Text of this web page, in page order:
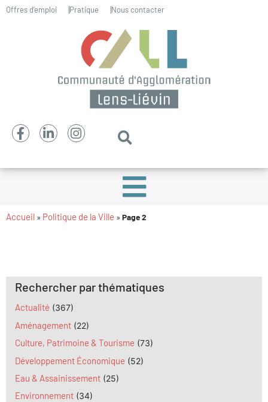
Offres d’emploi Pratique Nous contacter
Accueil » Politique de la Ville » Page 2
Rechercher par thématiques
Actualité (367)
Aménagement (22)
Culture, Patrimoine & Tourisme (73)
Développement Économique (52)
Eau & Assainissement (25)
Environnement (34)